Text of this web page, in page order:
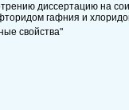
диссертацию на
гафния и
свойства"